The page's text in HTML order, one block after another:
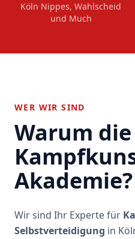
Köln Nippes, Wahlscheid
und Much
WER WIR SIND
Warum die
Akademie?
Wir sind Ihr Experte für
Selbstverteidigung in